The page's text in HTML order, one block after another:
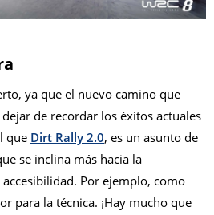
ya que el nuevo camino que
de recordar los éxitos actuales
que Dirt Rally 2.0, es un asunto de
se inclina más hacia la
Por ejemplo, como
para la técnica. ¡Hay mucho que